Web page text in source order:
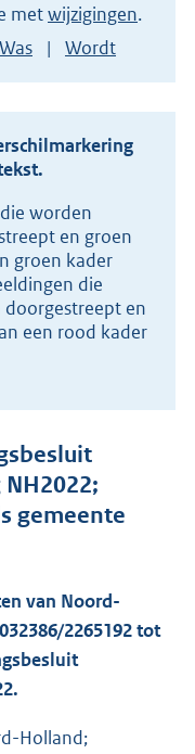
g
:
2
3
b
metwijzigingen
Was Wordt
worden
en groen
groen kader
die
en
een rood kader
gemeente
van Noord-
2265192 tot
Holland;